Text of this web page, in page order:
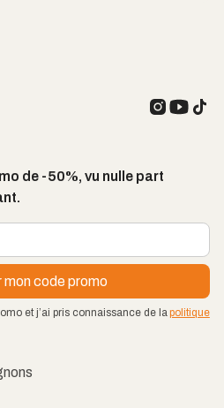
de -50%, vu nulle part
et j’ai pris connaissance de lapolitique